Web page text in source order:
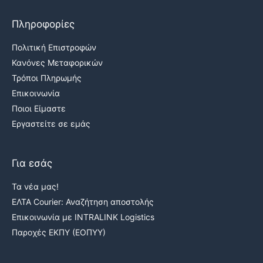
Πληροφορίες
Πολιτική Επιστροφών
Κανόνες Μεταφορικών
Τρόποι Πληρωμής
Επικοινωνία
Ποιοι Είμαστε
Εργαστείτε σε εμάς
Για εσάς
Τα νέα μας!
ΕΛΤΑ Courier: Αναζήτηση αποστολής
Επικοινωνία με INTRALINK Logistics
Παροχές ΕΚΠΥ (ΕΟΠΥΥ)